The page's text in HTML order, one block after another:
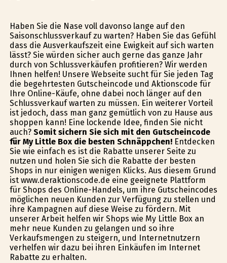
Haben Sie die Nase voll davonso lange auf den
Saisonschlussverkauf zu warten? Haben Sie das Gefühl
dass die Ausverkaufszeit eine Ewigkeit auf sich warten
lässt? Sie würden sicher auch gerne das ganze Jahr
durch von Schlussverkäufen profitieren? Wir werden
Ihnen helfen! Unsere Webseite sucht für Sie jeden Tag
die begehrtesten Gutscheincode und Aktionscode für
Ihre Online-Käufe, ohne dabei noch länger auf den
Schlussverkauf warten zu müssen. Ein weiterer Vorteil
ist jedoch, dass man ganz gemütlich von zu Hause aus
shoppen kann! Eine lockende Idee, finden Sie nicht
auch? Somit sichern Sie sich mit den Gutscheincode
für My Little Box die besten Schnäppchen!Entdecken
Sie wie einfach es ist die Rabatte unserer Seite zu
nutzen und holen Sie sich die Rabatte der besten
Shops in nur einigen wenigen Klicks. Aus diesem Grund
ist www.deraktionscode.de eine geeignete Plattform
für Shops des Online-Handels, um ihre Gutscheincodes
möglichen neuen Kunden zur Verfügung zu stellen und
ihre Kampagnen auf diese Weise zu fördern. Mit
unserer Arbeit helfen wir Shops wie My Little Box an
mehr neue Kunden zu gelangen und so ihre
Verkaufsmengen zu steigern, und Internetnutzern
verhelfen wir dazu bei ihren Einkäufen im Internet
Rabatte zu erhalten.